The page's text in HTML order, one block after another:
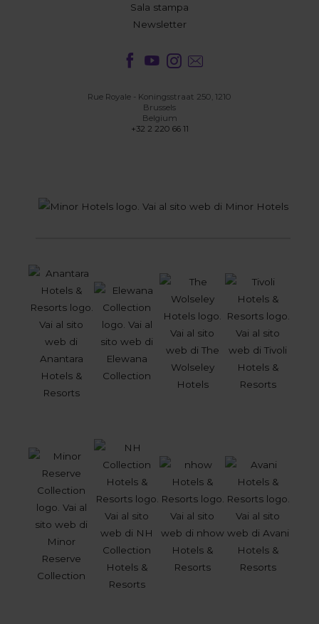
Sala stampa
Newsletter
Rue Royale - Koningsstraat 250, 1210
Brussels
Belgium
+32 2 220 66 11